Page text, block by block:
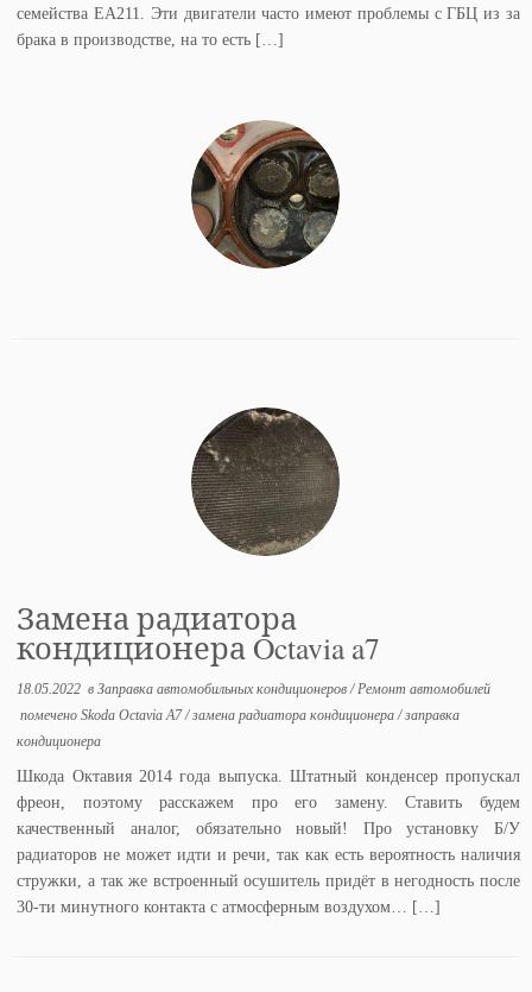
семейства ЕА211. Эти двигатели часто имеют проблемы с ГБЦ из за
брака в производстве, на то есть […]
Замена радиатора
кондиционера Octavia a7
18.05.2022 вЗаправка автомобильных кондиционеров/ Ремонт автомобилей
помеченоSkoda Octavia A7/замена радиатора кондиционера/заправка
кондиционера
Шкода Октавия 2014 года выпуска. Штатный конденсер пропускал
фреон, поэтому расскажем про его замену. Ставить будем
качественный аналог, обязательно новый! Про установку Б/У
радиаторов не может идти и речи, так как есть вероятность наличия
стружки, а так же встроенный осушитель придёт в негодность после
30-ти минутного контакта с атмосферным воздухом… […]